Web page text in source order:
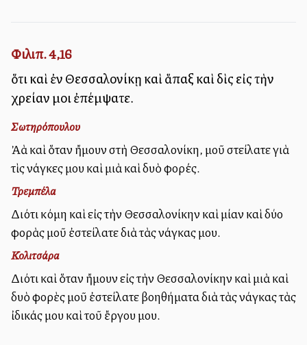
Φιλιπ. 4,16
ὅτι καὶ ἐν Θεσσαλονίκῃ καὶ ἅπαξ καὶ δὶς εἰς τὴν
χρείαν μοι ἐπέμψατε.
Σωτηρόπουλου
Ἀλλὰ καὶ ὅταν ἤμουν στὴ Θεσσαλονίκη, μοῦ στείλατε γιὰ
τὶς ἀνάγκες μου καὶ μιὰ καὶ δυὸ φορές.
Τρεμπέλα
Διότι ἀκόμη καὶ εἰς τὴν Θεσσαλονίκην καὶ μίαν καὶ δύο
φορὰς μοῦ ἐστείλατε διὰ τὰς ἀνάγκας μου.
Κολιτσάρα
Διότι καὶ ὅταν ἤμουν εἰς τὴν Θεσσαλονίκην καὶ μιὰ καὶ
δυὸ φορὲς μοῦ ἐστείλατε βοηθήματα διὰ τὰς ἀνάγκας τὰς
ἰδικάς μου καὶ τοῦ ἔργου μου.